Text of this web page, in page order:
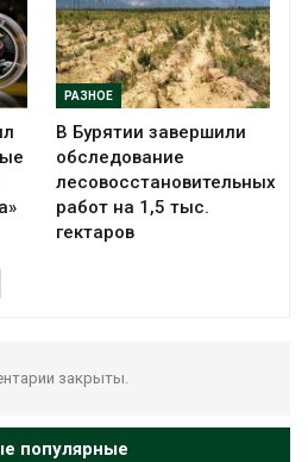
РАЗНОЕ
В Бурятии завершили
обследование
лесовосстановительных
работ на 1,5 тыс.
гектаров
закрыты.
популярные